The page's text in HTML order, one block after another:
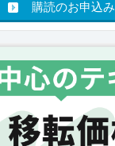
購読のお申込み